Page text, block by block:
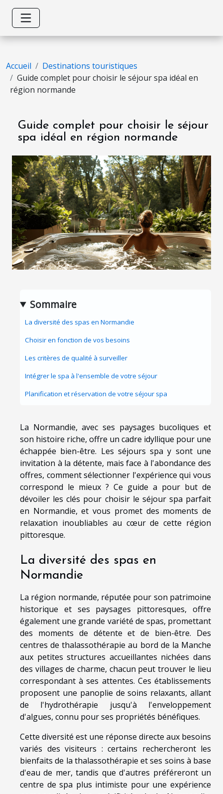
Accueil
Destinations touristiques
Guide complet pour choisir le séjour spa idéal en
région normande
Guide complet pour choisir le séjour
spa idéal en région normande
Sommaire
La diversité des spas en Normandie
Choisir en fonction de vos besoins
Les critères de qualité à surveiller
Intégrer le spa à l'ensemble de votre séjour
Planification et réservation de votre séjour spa
La Normandie, avec ses paysages bucoliques et
son histoire riche, offre un cadre idyllique pour une
échappée bien-être. Les séjours spa y sont une
invitation à la détente, mais face à l'abondance des
offres, comment sélectionner l'expérience qui vous
correspond le mieux ? Ce guide a pour but de
dévoiler les clés pour choisir le séjour spa parfait
en Normandie, et vous promet des moments de
relaxation inoubliables au cœur de cette région
pittoresque.
La diversité des spas en
Normandie
La région normande, réputée pour son patrimoine
historique et ses paysages pittoresques, offre
également une grande variété de spas, promettant
des moments de détente et de bien-être. Des
centres de thalassothérapie au bord de la Manche
aux petites structures accueillantes nichées dans
des villages de charme, chacun peut trouver le lieu
correspondant à ses attentes. Ces établissements
proposent une panoplie de soins relaxants, allant
de l'hydrothérapie jusqu'à l'enveloppement
d'algues, connu pour ses propriétés bénéfiques.
Cette diversité est une réponse directe aux besoins
variés des visiteurs : certains rechercheront les
bienfaits de la thalassothérapie et ses soins à base
d'eau de mer, tandis que d'autres préféreront un
centre de spa plus intimiste pour une expérience